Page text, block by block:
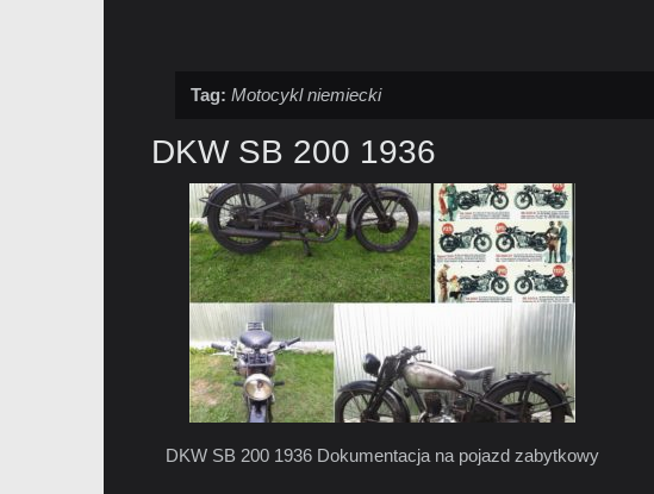
Tag: Motocykl niemiecki
DKW SB 200 1936
DKW SB 200 1936 Dokumentacja na pojazd zabytkowy